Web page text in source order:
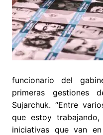
funcionario del
primeras gestiones
Sujarchuk. “Entre
que estoy
iniciativas que van